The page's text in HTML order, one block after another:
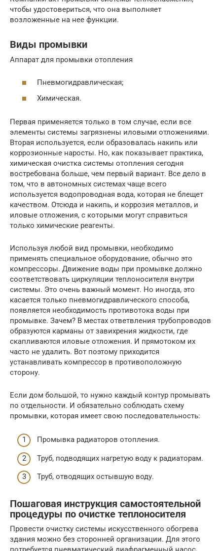
чтобы удостовериться, что она выполняет
возложенные на нее функции.
Виды промывки
Аппарат для промывки отопления
Пневмогидравлическая;
Химическая.
Первая применяется только в том случае, если все
элементы системы загрязнены иловыми отложениями.
Вторая используется, если образовалась накипь или
коррозионные наросты. Но, как показывает практика,
химическая очистка системы отопления сегодня
востребована больше, чем первый вариант. Все дело в
том, что в автономных системах чаще всего
используется водопроводная вода, которая не блещет
качеством. Отсюда и накипь, и коррозия металлов, и
иловые отложения, с которыми могут справиться
только химические реагенты.
Используя любой вид промывки, необходимо
применять специальное оборудование, обычно это
компрессоры. Движение воды при промывке должно
соответствовать циркуляции теплоносителя внутри
системы. Это очень важный момент. Но иногда, это
касается только пневмогидравлического способа,
появляется необходимость противотока воды при
промывке. Зачем? В местах ответвления трубопроводов
образуются карманы от завихрения жидкости, где
скапливаются иловые отложения. И прямотоком их
часто не удалить. Вот поэтому приходится
устанавливать компрессор в противоположную
сторону.
Если дом большой, то нужно каждый контур промывать
по отдельности. И обязательно соблюдать схему
промывки, которая имеет свою последовательность:
Промывка радиаторов отопления.
Труб, подводящих нагретую воду к радиаторам.
Труб, отводящих остывшую воду.
Пошаговая инструкция самостоятельной
процедуры по очистке теплоносителя
Провести очистку системы искусственного обогрева
здания можно без сторонней организации. Для этого